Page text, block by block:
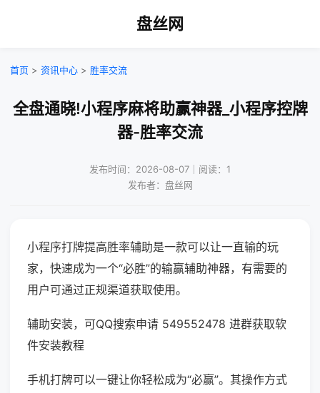
盘丝网
首页 > 资讯中心 > 胜率交流
全盘通晓!小程序麻将助赢神器_小程序控牌
器-胜率交流
发布时间：2026-08-07｜阅读：1
发布者：盘丝网
小程序打牌提高胜率辅助是一款可以让一直输的玩
家，快速成为一个“必胜”的输赢辅助神器，有需要的
用户可通过正规渠道获取使用。
辅助安装，可QQ搜索申请 549552478 进群获取软
件安装教程
手机打牌可以一键让你轻松成为“必赢”。其操作方式